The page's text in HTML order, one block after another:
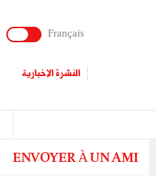
Français
النشرة الإخبارية
ENVOYER À UN AMI